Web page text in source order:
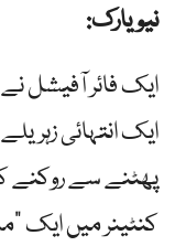
نیویارک:
ایک فائر آفیشل نے
ایک انتہائی
پھٹنے سے روکنے
کنٹینر میں ایک